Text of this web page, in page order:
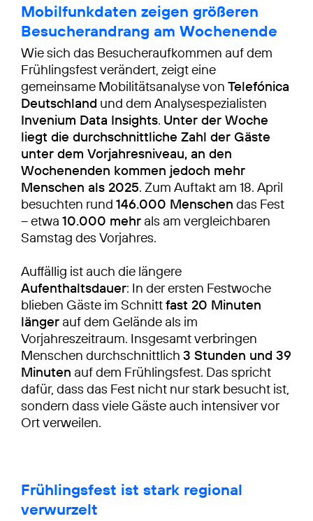
Mobilfunkdaten zeigen größeren
Besucherandrang am Wochenende
Wie sich das Besucheraufkommen auf dem
Frühlingsfest verändert, zeigt eine
gemeinsame Mobilitätsanalyse von Telefónica
Deutschland und dem Analysespezialisten
Invenium Data Insights. Unter der Woche
liegt die durchschnittliche Zahl der Gäste
unter dem Vorjahresniveau, an den
Wochenenden kommen jedoch mehr
Menschen als 2025. Zum Auftakt am 18. April
besuchten rund 146.000 Menschen das Fest
– etwa 10.000 mehr als am vergleichbaren
Samstag des Vorjahres.
Auffällig ist auch die längere
Aufenthaltsdauer: In der ersten Festwoche
blieben Gäste im Schnittfast 20 Minuten
länger auf dem Gelände als im
Vorjahreszeitraum. Insgesamt verbringen
Menschen durchschnittlich 3 Stunden und 39
Minuten auf dem Frühlingsfest. Das spricht
dafür, dass das Fest nicht nur stark besucht ist,
sondern dass viele Gäste auch intensiver vor
Ort verweilen.
Frühlingsfest ist stark regional
verwurzelt